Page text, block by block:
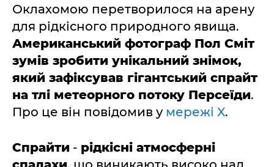
Оклахомою перетворилося на арену
для рідкісного природного явища.
Американський фотограф Пол Сміт
зумів зробити унікальний знімок,
який зафіксував гігантський спрайт
на тлі метеорного потоку Персеїди.
Про це він повідомив у мережі X.
Спрайти - рідкісні атмосферні